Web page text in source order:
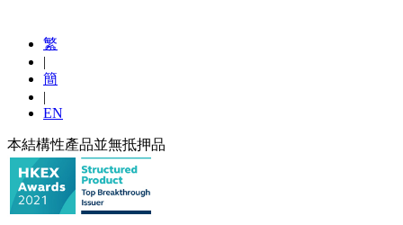
繁
|
簡
|
EN
本結構性產品並無抵押品